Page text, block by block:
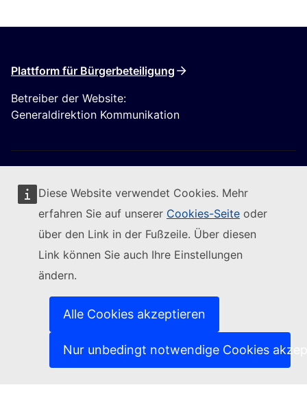
Diese Website verwendet Cookies. Mehr
erfahren Sie auf unserer Cookies-Seite oder
über den Link in der Fußzeile. Über diesen
Link können Sie auch Ihre Einstellungen
ändern.
Alle Cookies akzeptieren
Nur unbedingt notwendige Cookies
Plattform für Bürgerbeteiligung
Betreiber der Website:
Generaldirektion Kommunikation
Folgen Sie der Europäischen Kommission
Kontakt(Externer Link)
IT-Sicherheitslücke melden
Sprachen auf unseren Websites(Externer Link)
(Externer Link)
Schutz der Privatsphäre
Rechtlicher Hinweis
(Externer Link)